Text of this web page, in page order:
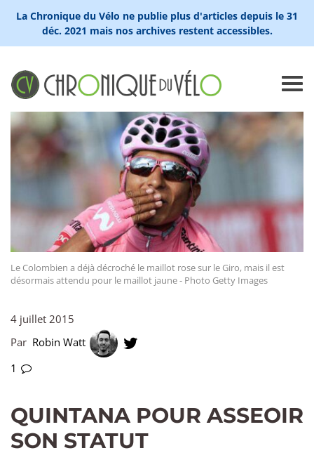
La Chronique du Vélo ne publie plus d'articles depuis le 31
déc. 2021 mais nos archives restent accessibles.
Le Colombien a déjà décroché le maillot rose sur le Giro, mais il est
désormais attendu pour le maillot jaune - Photo Getty Images
4 juillet 2015
Par Robin Watt
1
QUINTANA POUR ASSEOIR
SON STATUT